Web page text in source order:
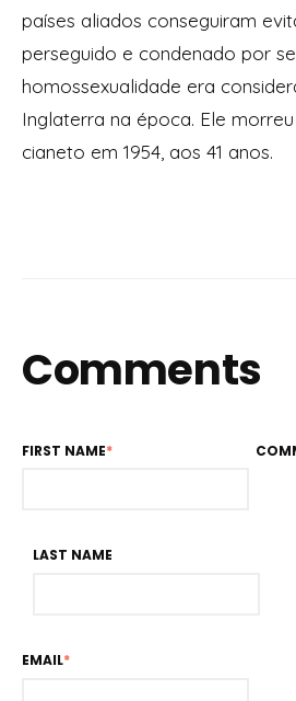
países aliados conseguiram
perseguido e condenado por
homossexualidade era
Inglaterra na época. Ele
cianeto em 1954, aos 41 anos.
Comments
FIRST NAME*
LAST NAME
EMAIL*